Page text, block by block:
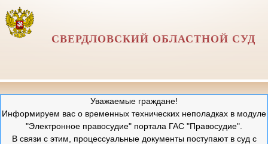
СВЕРДЛОВСКИЙ ОБЛАСТНОЙ СУД
Уважаемые граждане!
Информируем вас о временных технических неполадках в модуле
"Электронное правосудие" портала ГАС "Правосудие".
В связи с этим, процессуальные документы поступают в суд с